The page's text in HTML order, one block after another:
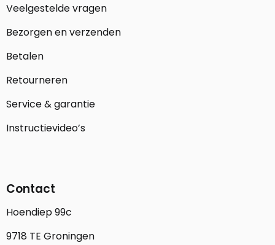
Veelgestelde vragen
Bezorgen en verzenden
Betalen
Retourneren
Service & garantie
Instructievideo’s
Contact
Hoendiep 99c
9718 TE Groningen